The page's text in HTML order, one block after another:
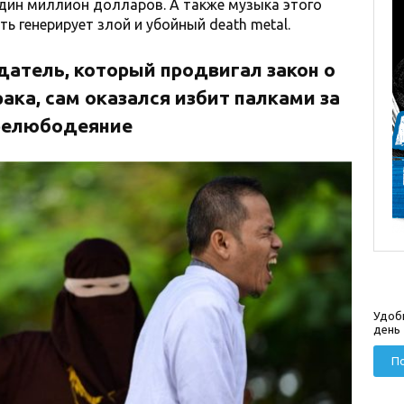
миллион долларов. А также музыка этого
генерирует злой и убойный death metal.
который продвигал закон о
сам оказался избит палками за
день